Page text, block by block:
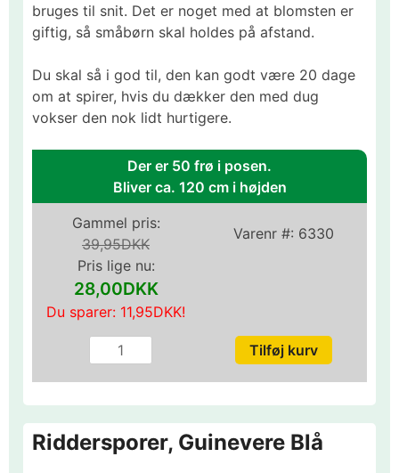
bruges til snit. Det er noget med at blomsten er
giftig, så småbørn skal holdes på afstand.
Du skal så i god til, den kan godt være 20 dage
om at spirer, hvis du dækker den med dug
vokser den nok lidt hurtigere.
Der er 50 frø i posen.
Bliver ca. 120 cm i højden
Varenr #: 6330
Gammel pris:
39,95DKK
Pris lige nu:
28,00DKK
Du sparer: 11,95DKK!
Riddersporer, Guinevere Blå